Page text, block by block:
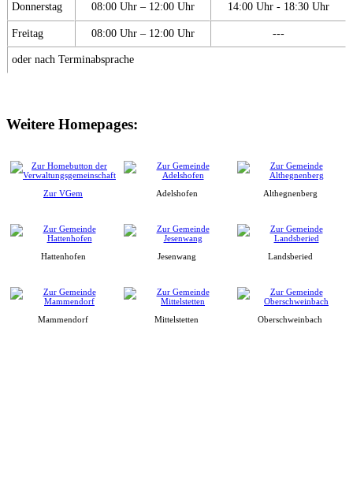
Donnerstag 08:00 Uhr – 12:00 Uhr 14:00 Uhr - 18:30 Uhr
Freitag 08:00 Uhr – 12:00 Uhr ---
oder nach Terminabsprache
Weitere Homepages:
Zur VGem Adelshofen Althegnenberg
Hattenhofen Jesenwang Landsberied
Mammendorf Mittelstetten Oberschweinbach